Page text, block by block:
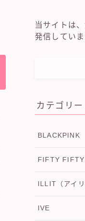
当サイトは
発信していま
カテゴリー
BLACKPINK
FIFTY FIFTY
ILLIT（アイリ
IVE